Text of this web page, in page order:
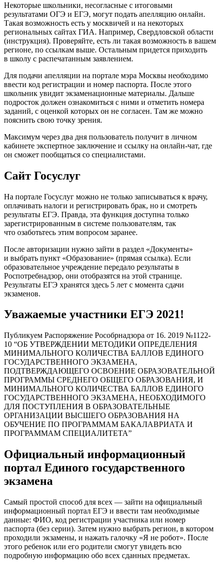
Некоторые школьники, несогласные с итоговыми
результатами ОГЭ и ЕГЭ, могут подать апелляцию онлайн.
Такая возможность есть у москвичей и на некоторых
региональных сайтах ГИА. Например, Свердловской области
(инструкция). Проверяйте, есть ли такая возможность в вашем
регионе, по ссылкам выше. Остальным придется приходить
в школу с распечатанным заявлением.
Для подачи апелляции на портале мэра Москвы необходимо
ввести код регистрации и номер паспорта. После этого
школьник увидит экзаменационные материалы. Дальше
подросток должен ознакомиться с ними и отметить номера
заданий, с оценкой которых он не согласен. Там же можно
пояснить свою точку зрения.
Максимум через два дня пользователь получит в личном
кабинете экспертное заключение и ссылку на онлайн-чат, где
он сможет пообщаться со специалистами.
Сайт Госуслуг
На портале Госуслуг можно не только записываться к врачу,
оплачивать налоги и регистрировать брак, но и смотреть
результаты ЕГЭ. Правда, эта функция доступна только
зарегистрированным в системе пользователям, так
что озаботьтесь этим вопросом заранее.
После авторизации нужно зайти в раздел «Документы»
и выбрать пункт «Образование» (прямая ссылка). Если
образовательное учреждение передало результаты в
Роспотребнадзор, они отобразятся на этой странице.
Результаты ЕГЭ хранятся здесь 5 лет с момента сдачи
экзаменов.
Уважаемые участники ЕГЭ 2021!
Публикуем Распоряжение Рособрнадзора от 16. 2019 №1122-
10 “ОБ УТВЕРЖДЕНИИ МЕТОДИКИ ОПРЕДЕЛЕНИЯ
МИНИМАЛЬНОГО КОЛИЧЕСТВА БАЛЛОВ ЕДИНОГО
ГОСУДАРСТВЕННОГО ЭКЗАМЕНА,
ПОДТВЕРЖДАЮЩЕГО ОСВОЕНИЕ ОБРАЗОВАТЕЛЬНОЙ
ПРОГРАММЫ СРЕДНЕГО ОБЩЕГО ОБРАЗОВАНИЯ, И
МИНИМАЛЬНОГО КОЛИЧЕСТВА БАЛЛОВ ЕДИНОГО
ГОСУДАРСТВЕННОГО ЭКЗАМЕНА, НЕОБХОДИМОГО
ДЛЯ ПОСТУПЛЕНИЯ В ОБРАЗОВАТЕЛЬНЫЕ
ОРГАНИЗАЦИИ ВЫСШЕГО ОБРАЗОВАНИЯ НА
ОБУЧЕНИЕ ПО ПРОГРАММАМ БАКАЛАВРИАТА И
ПРОГРАММАМ СПЕЦИАЛИТЕТА”
Официальный информационный
портал Единого государственного
экзамена
Самый простой способ для всех — зайти на официальный
информационный портал ЕГЭ и ввести там необходимые
данные: ФИО, код регистрации участника или номер
паспорта (без серии). Затем нужно выбрать регион, в котором
проходили экзамены, и нажать галочку «Я не робот». После
этого ребенок или его родители смогут увидеть всю
подробную информацию обо всех сданных предметах.